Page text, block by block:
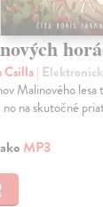
Csilla|
Malinového lesa
no na skutočné
MP3